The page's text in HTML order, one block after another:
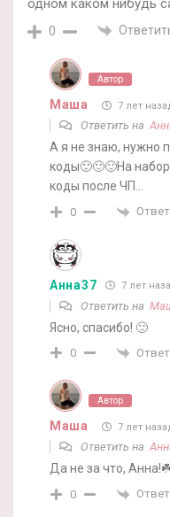
одном каком нибудь
0
Автор
Маша 7 лет
Ответить на
А я не знаю, нужно
коды🙂🙂🙂На
коды после ЧП…
0
Анна37 7 лет
Ответить на
Ясно, спасибо! 🙂
0
Автор
Маша 7 лет
Ответить на
Да не за что,
0